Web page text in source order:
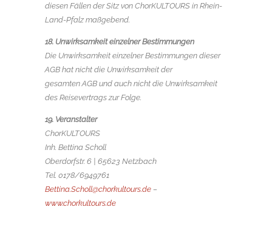
diesen Fällen der Sitz von ChorKULTOURS in Rhein-
Land-Pfalz maßgebend.
18. Unwirksamkeit einzelner Bestimmungen
Die Unwirksamkeit einzelner Bestimmungen dieser
AGB hat nicht die Unwirksamkeit der
gesamten AGB und auch nicht die Unwirksamkeit
des Reisevertrags zur Folge.
19. Veranstalter
ChorKULTOURS
Inh. Bettina Scholl
Oberdorfstr. 6 | 65623 Netzbach
Tel. 0178/6949761
Bettina.Scholl@chorkultours.de –
www.chorkultours.de